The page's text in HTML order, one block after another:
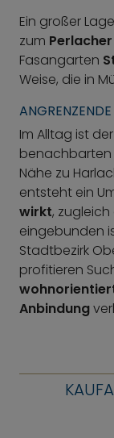
Ein großer
zum
Fasangarten
Weise, die in
Im Alltag ist
benachbarten
Nähe zu
entsteht ein
wirkt,
eingebunden
Stadtbezirk
profitieren
Anbindung